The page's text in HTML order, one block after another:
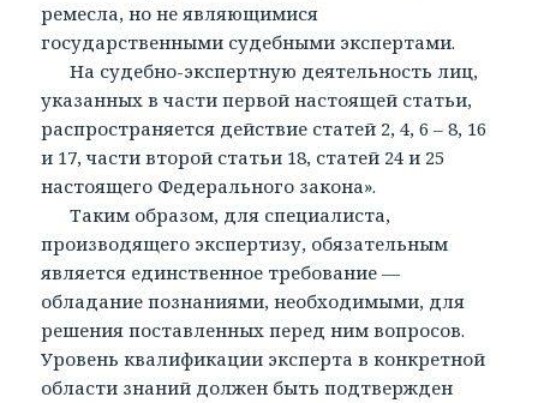
ремесла, но не являющимися
государственными судебными экспертами.
На судебно-экспертную деятельность лиц,
указанных в части первой настоящей статьи,
распространяется действие статей 2, 4, 6 – 8, 16
и 17, части второй статьи 18, статей 24 и 25
настоящего Федерального закона».
Таким образом, для специалиста,
производящего экспертизу, обязательным
является единственное требование —
обладание познаниями, необходимыми, для
решения поставленных перед ним вопросов.
Уровень квалификации эксперта в конкретной
области знаний должен быть подтвержден